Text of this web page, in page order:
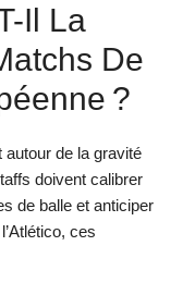
Il La
De
?
de la gravité
doivent calibrer
de balle et anticiper
ces